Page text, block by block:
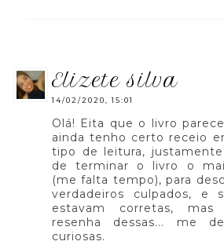
elizete silva
14/02/2020, 15:01
Olá! Eita que o livro
ainda tenho certo receio
tipo de leitura, justamente
de terminar o livro o
(me falta tempo), para
verdadeiros culpados, e
estavam corretas,
resenha dessas... me
curiosas.